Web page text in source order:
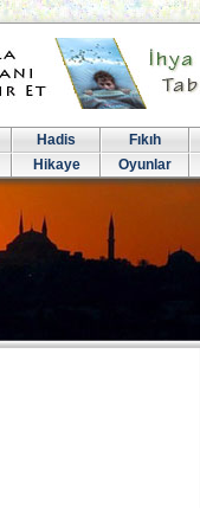
Hadis Fıkıh
Hikaye Oyunlar